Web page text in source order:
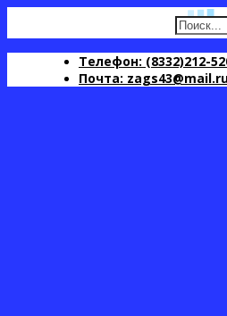
Телефон: (8332)212-
Почта: